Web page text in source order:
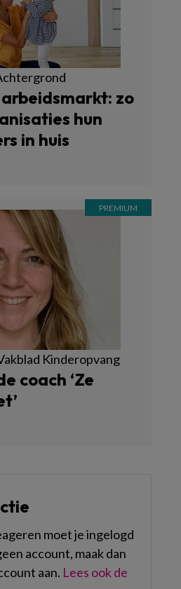
zo
hun
in huis
Kinderopvang
coach ‘Ze
moet je ingelogd
account, maak dan
aan. Lees ook de